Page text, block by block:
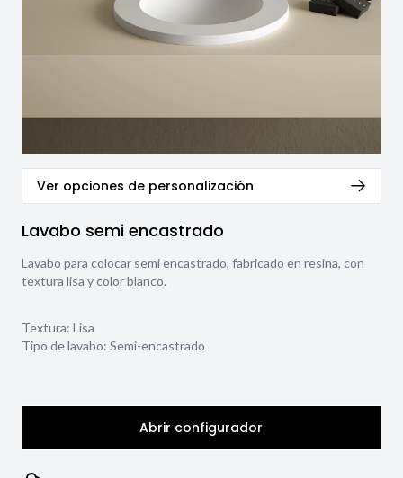
Ver opciones de personalización
Lavabo semi encastrado
Lavabo para colocar semi encastrado, fabricado en resina, con
textura lisa y color blanco.
Textura: Lisa
Tipo de lavabo: Semi-encastrado
Abrir configurador